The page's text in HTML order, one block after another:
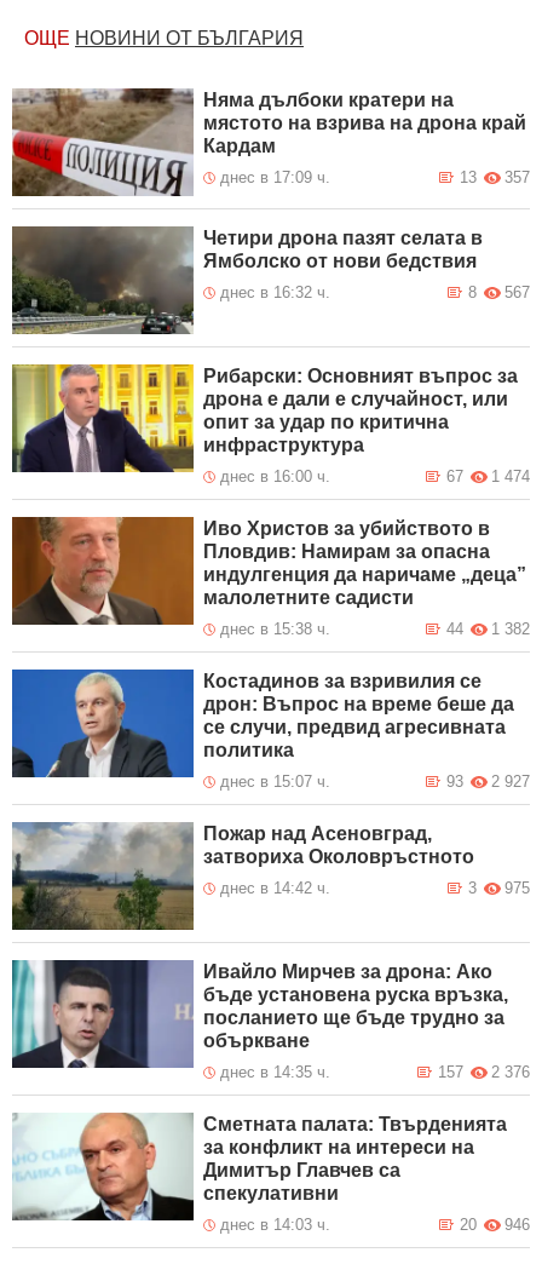
ОЩЕ НОВИНИ ОТ БЪЛГАРИЯ
Няма дълбоки кратери на
мястото на взрива на дрона край
Кардам
днес в 17:09 ч. 357
13
Четири дрона пазят селата в
Ямболско от нови бедствия
днес в 16:32 ч. 567
8
Рибарски: Основният въпрос за
дрона е дали е случайност, или
опит за удар по критична
инфраструктура
днес в 16:00 ч. 1 474
67
Иво Христов за убийството в
Пловдив: Намирам за опасна
индулгенция да наричаме „деца”
малолетните садисти
днес в 15:38 ч. 1 382
44
Костадинов за взривилия се
дрон: Въпрос на време беше да
се случи, предвид агресивната
политика
днес в 15:07 ч. 2 927
93
Пожар над Асеновград,
затвориха Околовръстното
днес в 14:42 ч. 975
3
Ивайло Мирчев за дрона: Ако
бъде установена руска връзка,
посланието ще бъде трудно за
объркване
днес в 14:35 ч. 2 376
157
Сметната палата: Твърденията
за конфликт на интереси на
Димитър Главчев са
спекулативни
днес в 14:03 ч. 946
20